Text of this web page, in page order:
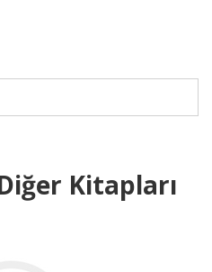
Kitapları